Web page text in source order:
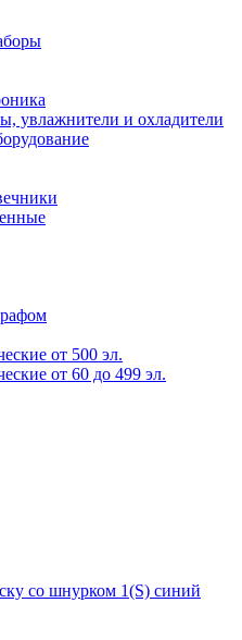
увлажнители и охладители
от 500 эл.
от 60 до 499 эл.